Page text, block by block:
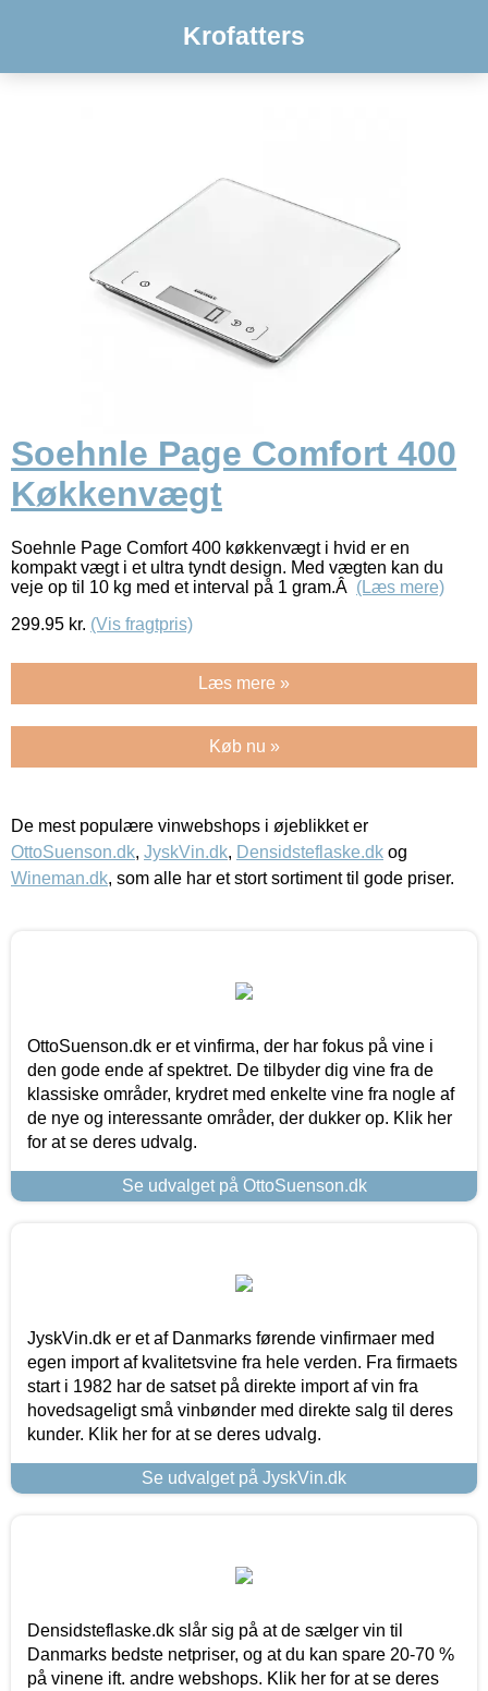
Krofatters
Soehnle Page Comfort 400
Køkkenvægt
Soehnle Page Comfort 400 køkkenvægt i hvid er en
kompakt vægt i et ultra tyndt design. Med vægten kan du
veje op til 10 kg med et interval på 1 gram.Â (Læs mere)
299.95 kr. (Vis fragtpris)
Læs mere »
Køb nu »
De mest populære vinwebshops i øjeblikket er
OttoSuenson.dk, JyskVin.dk, Densidsteflaske.dk og
Wineman.dk, som alle har et stort sortiment til gode priser.
OttoSuenson.dk er et vinfirma, der har fokus på vine i
den gode ende af spektret. De tilbyder dig vine fra de
klassiske områder, krydret med enkelte vine fra nogle af
de nye og interessante områder, der dukker op. Klik her
for at se deres udvalg.
Se udvalget på OttoSuenson.dk
JyskVin.dk er et af Danmarks førende vinfirmaer med
egen import af kvalitetsvine fra hele verden. Fra firmaets
start i 1982 har de satset på direkte import af vin fra
hovedsageligt små vinbønder med direkte salg til deres
kunder. Klik her for at se deres udvalg.
Se udvalget på JyskVin.dk
Densidsteflaske.dk slår sig på at de sælger vin til
Danmarks bedste netpriser, og at du kan spare 20-70 %
på vinene ift. andre webshops. Klik her for at se deres